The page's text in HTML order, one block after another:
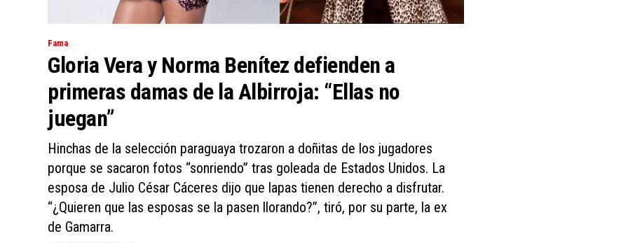
Fama
Gloria Vera y Norma Benítez defienden a
primeras damas de la Albirroja: “Ellas no
juegan”
Hinchas de la selección paraguaya trozaron a doñitas de los jugadores
porque se sacaron fotos “sonriendo” tras goleada de Estados Unidos. La
esposa de Julio César Cáceres dijo que lapas tienen derecho a disfrutar.
“¿Quieren que las esposas se la pasen llorando?”, tiró, por su parte, la ex
de Gamarra.